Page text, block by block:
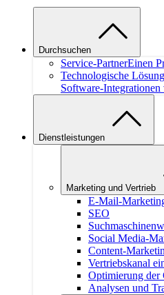
Durchsuchen
Service-PartnerEinen
Technologische Lösung
Software-Integrationen
Dienstleistungen
Marketing und Vertrieb
E-Mail-
SEO
Social Media-
Content-
Vertriebskanal
Optimierung der
Analysen und